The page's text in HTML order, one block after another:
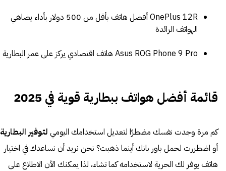
OnePlus 12R أفضل هاتف بأقل من 500 دولار بأداء يضاهي
الهواتف الرائدة
Asus ROG Phone 9 Pro هاتف اقتصادي يركز على عمر البطارية
قائمة أفضل هواتف ببطارية قوية في 2025
كم مرة وجدت نفسك مضطرًا لتعديل استخدامك اليومي لتوفير البطارية
أو اضطررت لحمل باور بانك أينما ذهبت؟ نحن نريد أن نساعدك في اختيار
هاتف يوفر لك الحرية لاستخدامه كما تشاء، لذا يمكنك الآن الاطلاع على